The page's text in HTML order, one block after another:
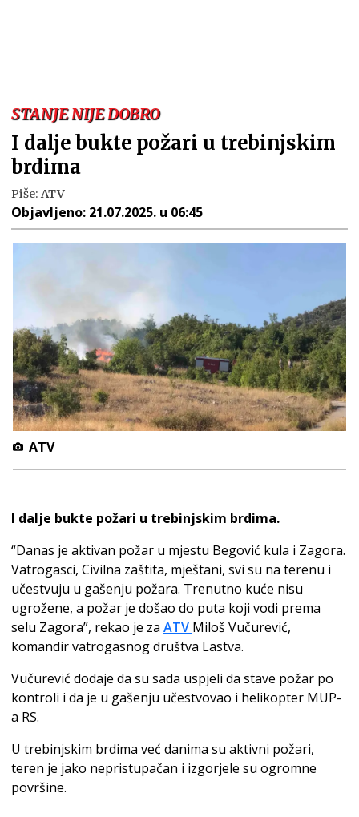
STANJE NIJE DOBRO
I dalje bukte požari u trebinjskim
brdima
Piše: ATV
Objavljeno: 21.07.2025. u 06:45
ATV
I dalje bukte požari u trebinjskim brdima.
“Danas je aktivan požar u mjestu Begović kula i Zagora.
Vatrogasci, Civilna zaštita, mještani, svi su na terenu i
učestvuju u gašenju požara. Trenutno kuće nisu
ugrožene, a požar je došao do puta koji vodi prema
selu Zagora”, rekao je za ATV Miloš Vučurević,
komandir vatrogasnog društva Lastva.
Vučurević dodaje da su sada uspjeli da stave požar po
kontroli i da je u gašenju učestvovao i helikopter MUP-
a RS.
U trebinjskim brdima već danima su aktivni požari,
teren je jako nepristupačan i izgorjele su ogromne
površine.